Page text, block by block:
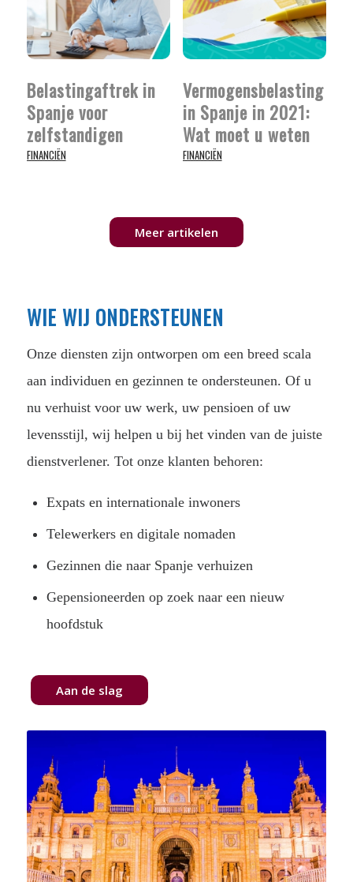
Belastingaftrek in
Spanje voor
zelfstandigen
FINANCIËN
Vermogensbelasting
in Spanje in 2021:
Wat moet u weten
FINANCIËN
Meer artikelen
WIE WIJ ONDERSTEUNEN
Onze diensten zijn ontworpen om een breed scala
aan individuen en gezinnen te ondersteunen. Of u
nu verhuist voor uw werk, uw pensioen of uw
levensstijl, wij helpen u bij het vinden van de juiste
dienstverlener. Tot onze klanten behoren:
Expats en internationale inwoners
Telewerkers en digitale nomaden
Gezinnen die naar Spanje verhuizen
Gepensioneerden op zoek naar een nieuw
hoofdstuk
Aan de slag